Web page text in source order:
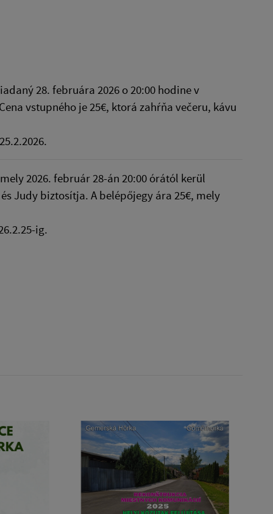
28. februára 2026 o 20:00 hodine v
vstupného je 25€, ktorá zahŕňa večeru, kávu
2026. február 28-án 20:00 órától kerül
Judy biztosítja. A belépőjegy ára 25€, mely
ig.